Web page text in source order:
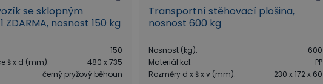
se sklopným
ZDARMA, nosnost 150 kg
150
š x d (mm):
480 x 735
černý pryžový běhoun
Transportní stěhovací plošina,
nosnost 600 kg
Nosnost (kg):
600
Materiál kol:
PP
Rozměry d x š x v (mm): 230 x 172 x 60